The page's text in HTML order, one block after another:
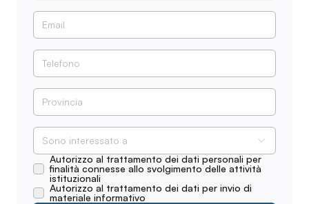
Sono interessato a
Autorizzo al trattamento dei dati personali per
finalità connesse allo svolgimento delle attività
istituzionali
Autorizzo al trattamento dei dati per invio di
materiale informativo